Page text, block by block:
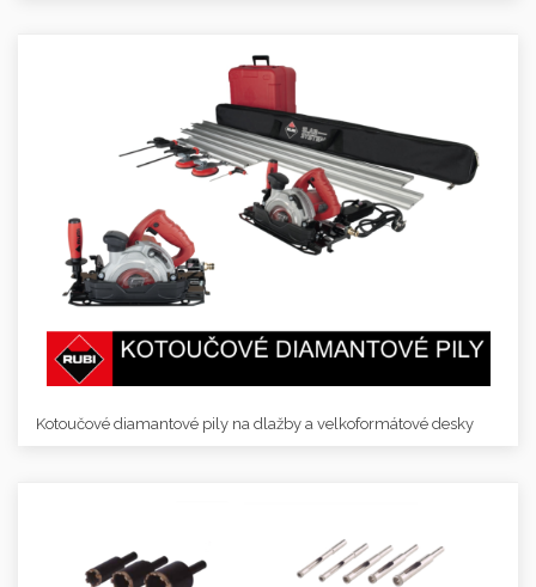
Kotoučové diamantové pily na dlažby a velkoformátové desky